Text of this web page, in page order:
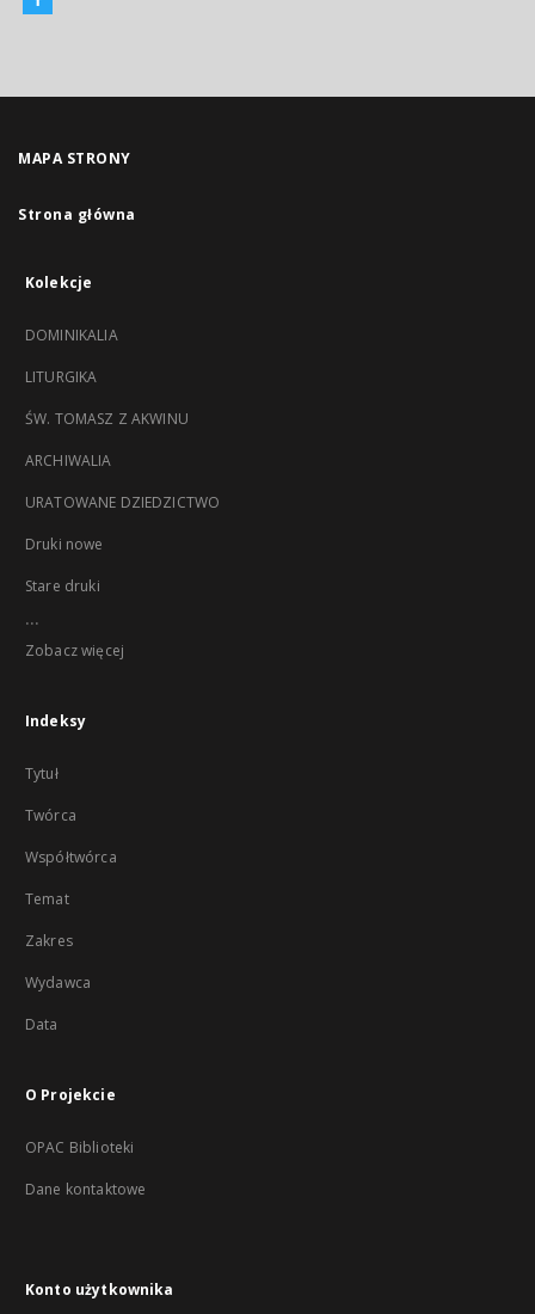
MAPA STRONY
Strona główna
Kolekcje
DOMINIKALIA
LITURGIKA
ŚW. TOMASZ Z AKWINU
ARCHIWALIA
URATOWANE DZIEDZICTWO
Druki nowe
Stare druki
...
Zobacz więcej
Indeksy
Tytuł
Twórca
Współtwórca
Temat
Zakres
Wydawca
Data
O Projekcie
OPAC Biblioteki
Dane kontaktowe
Konto użytkownika